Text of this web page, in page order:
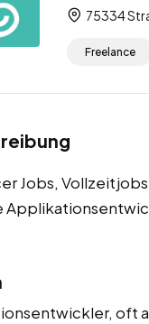
75334
Freelance
Jobs,
oft